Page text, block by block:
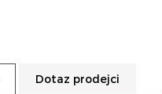
Dotaz prodejci